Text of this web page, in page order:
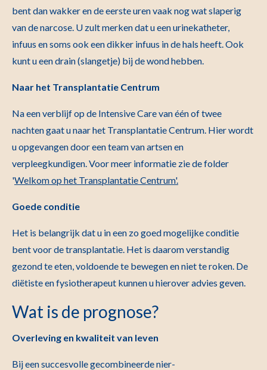
bent dan wakker en de eerste uren vaak nog wat slaperig
van de narcose. U zult merken dat u een urinekatheter,
infuus en soms ook een dikker infuus in de hals heeft. Ook
kunt u een drain (slangetje) bij de wond hebben.
Naar het Transplantatie Centrum
Na een verblijf op de Intensive Care van één of twee
nachten gaat u naar het Transplantatie Centrum. Hier wordt
u opgevangen door een team van artsen en
verpleegkundigen. Voor meer informatie zie de folder
'Welkom op het Transplantatie Centrum'.
Goede conditie
Het is belangrijk dat u in een zo goed mogelijke conditie
bent voor de transplantatie. Het is daarom verstandig
gezond te eten, voldoende te bewegen en niet te roken. De
diëtiste en fysiotherapeut kunnen u hierover advies geven.
Wat is de prognose?
Overleving en kwaliteit van leven
Bij een succesvolle gecombineerde nier-